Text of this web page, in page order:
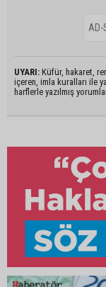
UYARI: Küfür, hakaret,
içeren, imla kuralları ile
harflerle yazılmış